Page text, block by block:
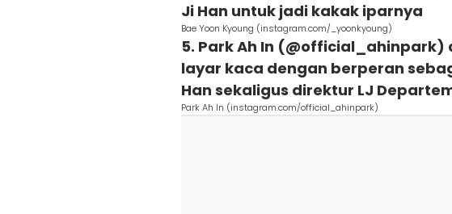
Ji Han untuk jadi kakak iparnya
Bae Yoon Kyoung (instagram.com/_yoonkyoung)
5. Park Ah In (@official_ahinpark)
layar kaca dengan berperan
Han sekaligus direktur LJ
Park Ah In (instagram.com/official_ahinpark)